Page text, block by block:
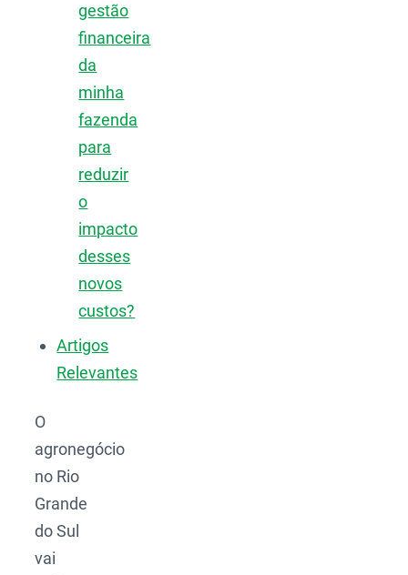
gestão
financeira
da
minha
fazenda
para
reduzir
o
impacto
desses
novos
custos?
Artigos
Relevantes
O
agronegócio
no Rio
Grande
do Sul
vai